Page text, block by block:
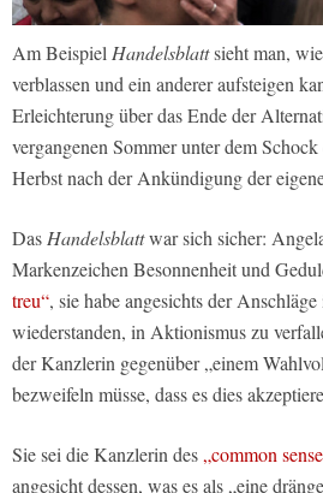
Am BeispielHandelsblattsieht man,
verblassen und ein anderer aufsteigen
Erleichterung über das Ende der
vergangenen Sommer unter dem
Herbst nach der Ankündigung der
DasHandelsblattwar sich sicher:
Markenzeichen Besonnenheit und
treu“, sie habe angesichts der
wiederstanden, in Aktionismus zu
der Kanzlerin gegenüber „einem
bezweifeln müsse, dass es dies
Sie sei die Kanzlerin des„common
angesicht dessen, was es als „eine